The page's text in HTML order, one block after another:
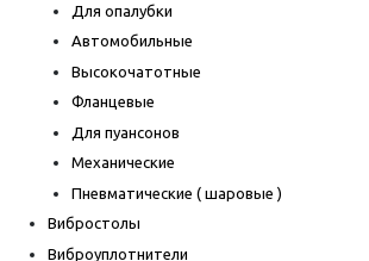
Для опалубки
Автомобильные
Высокочатотные
Фланцевые
Для пуансонов
Механические
Пневматические ( шаровые )
Вибростолы
Виброуплотнители